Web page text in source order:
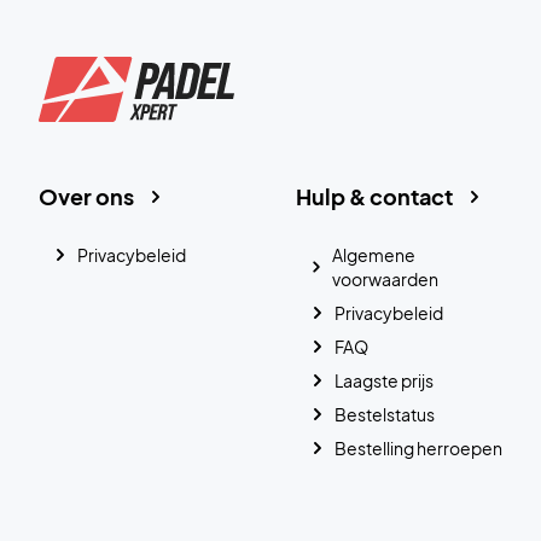
Hulp & contact
Algemene
voorwaarden
Privacybeleid
FAQ
Laagste prijs
Bestelstatus
Bestelling herroepen
Over ons
Privacybeleid